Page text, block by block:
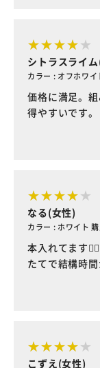
シトラスライ
カラー : オフホワ
価格に満足。
得やすいです。
なる(女性)
カラー : ホワイト
本入れてます
たてで結構時
こずえ(女性)